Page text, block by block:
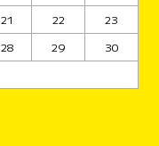
21 22
23
28 29
30